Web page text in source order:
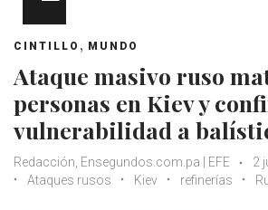
CINTILLO , MUNDO
Ataque masivo ruso
personas en Kiev y
vulnerabilidad a
Redacción, Ensegundos.com.pa | EFE
2
Ataques rusos
Kiev refinerías